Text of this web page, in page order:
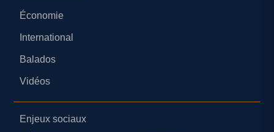
Économie
International
Balados
Vidéos
Enjeux sociaux